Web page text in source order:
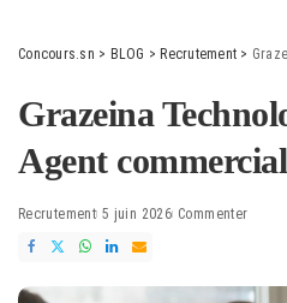
Concours.sn > BLOG > Recrutement >
Grazeina
Agent
Recrutement 5 juin 2026 Commenter